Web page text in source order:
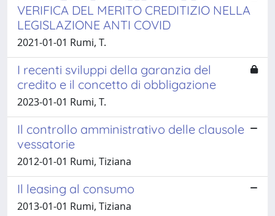
VERIFICA DEL MERITO CREDITIZIO NELLA
LEGISLAZIONE ANTI COVID
2021-01-01 Rumi, T.
I recenti sviluppi della garanzia del
credito e il concetto di obbligazione
2023-01-01 Rumi, T.
Il controllo amministrativo delle clausole
vessatorie
2012-01-01 Rumi, Tiziana
Il leasing al consumo
2013-01-01 Rumi, Tiziana